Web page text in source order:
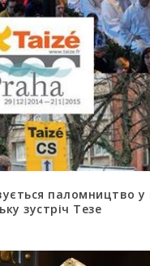
паломництво у
зустріч Тезе